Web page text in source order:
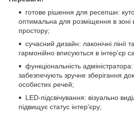
готове рішення для ресепшн:
оптимальна для розміщення в зоні
простору;
сучасний дизайн: лаконічні лінії
гармонійно вписуються в інтер'єр
функціональність
забезпечують зручне зберігання
особистих речей;
LED-підсвічування: візуально
підвищує статус інтер'єру;